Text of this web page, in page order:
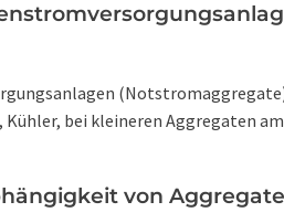
bei kleineren Aggregaten
von